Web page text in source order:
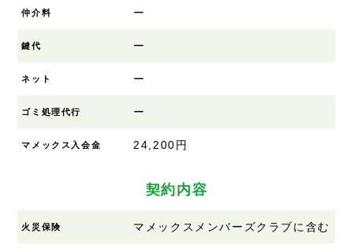
仲介料 ー
鍵代 ー
ネット ー
ゴミ処理代行 ー
マメックス入会金 24,200円
契約内容
火災保険 マメックスメンバーズクラブに含む